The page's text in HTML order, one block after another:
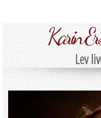
FÖRSTA ÅRET MED
BLOGG
OM OSS
Karin
Lev